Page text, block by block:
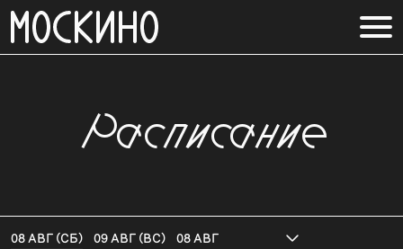
Расписание
08 АВГ (СБ) 09 АВГ (ВС) 08 АВГ